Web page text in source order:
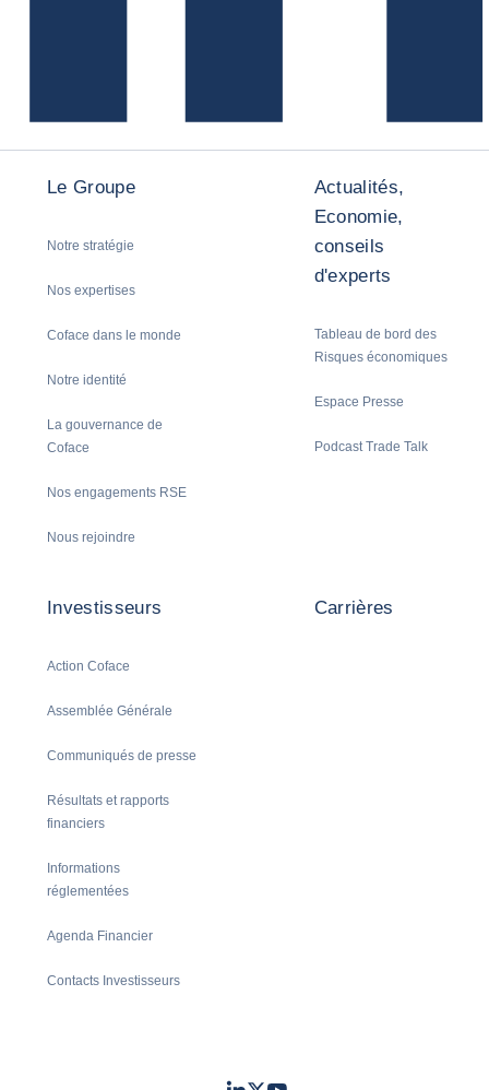
Le Groupe
Notre stratégie
Nos expertises
Coface dans le monde
Notre identité
La gouvernance de
Coface
Nos engagements RSE
Nous rejoindre
Actualités,
Economie,
conseils
d'experts
Tableau de bord des
Risques économiques
Espace Presse
Podcast Trade Talk
Investisseurs
Action Coface
Assemblée Générale
Communiqués de presse
Résultats et rapports
financiers
Informations
réglementées
Agenda Financier
Contacts Investisseurs
Carrières